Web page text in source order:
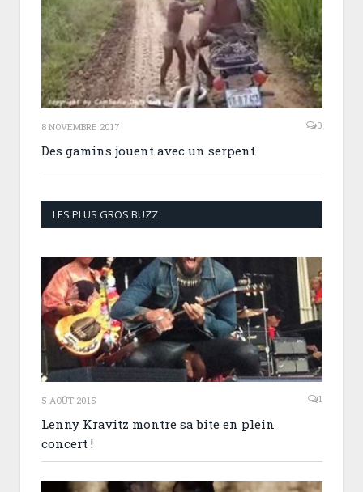
8 NOVEMBRE 2017 0
Des gamins jouent avec un serpent
LES PLUS GROS BUZZ
5 AOÛT 2015 1
Lenny Kravitz montre sa bite en plein
concert !